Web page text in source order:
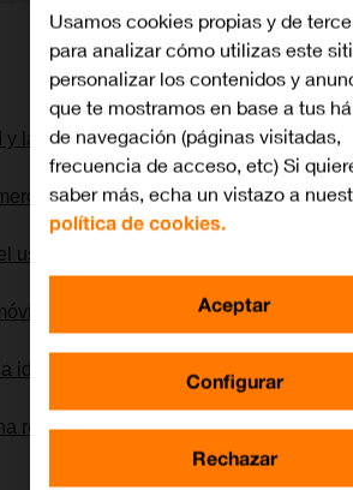
Y635 - Black - imagen 1
y la batería
del contestador
uso del código PIN
para internet
identificación de llamadas
red
Usamos cookies propias y de
para analizar cómo utilizas este
personalizar los contenidos y
que te mostramos en base a tus
de navegación (páginas visitadas,
frecuencia de acceso, etc) Si
saber más, echa un vistazo a
política de cookies.
Configurar
Rechazar
Aceptar